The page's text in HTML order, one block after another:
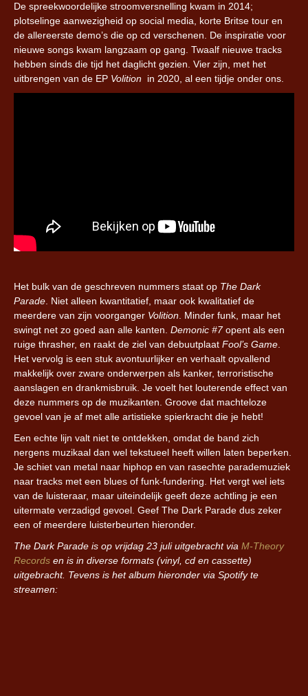
De spreekwoordelijke stroomversnelling kwam in 2014;
plotselinge aanwezigheid op social media, korte Britse tour en
de allereerste demo’s die op cd verschenen. De inspiratie voor
nieuwe songs kwam langzaam op gang. Twaalf nieuwe tracks
hebben sinds die tijd het daglicht gezien. Vier zijn, met het
uitbrengen van de EP Volition in 2020, al een tijdje onder ons.
Het bulk van de geschreven nummers staat op The Dark
Parade. Niet alleen kwantitatief, maar ook kwalitatief de
meerdere van zijn voorganger Volition. Minder funk, maar het
swingt net zo goed aan alle kanten. Demonic #7opent als een
ruige thrasher, en raakt de ziel van debuutplaat Fool’s Game.
Het vervolg is een stuk avontuurlijker en verhaalt opvallend
makkelijk over zware onderwerpen als kanker, terroristische
aanslagen en drankmisbruik. Je voelt het louterende effect van
deze nummers op de muzikanten. Groove dat machteloze
gevoel van je af met alle artistieke spierkracht die je hebt!
Een echte lijn valt niet te ontdekken, omdat de band zich
nergens muzikaal dan wel tekstueel heeft willen laten beperken.
Je schiet van metal naar hiphop en van rasechte parademuziek
naar tracks met een blues of funk-fundering. Het vergt wel iets
van de luisteraar, maar uiteindelijk geeft deze achtling je een
uitermate verzadigd gevoel. Geef The Dark Parade dus zeker
een of meerdere luisterbeurten hieronder.
The Dark Parade is op vrijdag 23 juli uitgebracht via M-Theory
Records en is in diverse formats (vinyl, cd en cassette)
uitgebracht. Tevens is het album hieronder via Spotify te
streamen: